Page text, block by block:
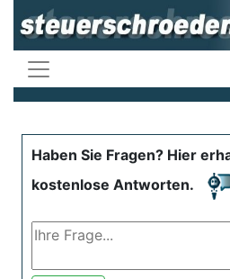
Haben Sie Fragen? Hier
kostenlose Antworten.